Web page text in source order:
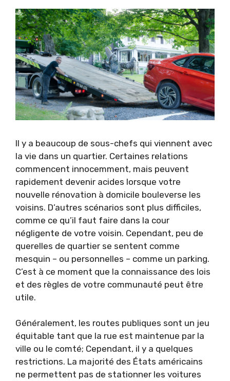
Il y a beaucoup de sous-chefs qui viennent avec
la vie dans un quartier. Certaines relations
commencent innocemment, mais peuvent
rapidement devenir acides lorsque votre
nouvelle rénovation à domicile bouleverse les
voisins. D’autres scénarios sont plus difficiles,
comme ce qu’il faut faire dans la cour
négligente de votre voisin. Cependant, peu de
querelles de quartier se sentent comme
mesquin – ou personnelles – comme un parking.
C’est à ce moment que la connaissance des lois
et des règles de votre communauté peut être
utile.
Généralement, les routes publiques sont un jeu
équitable tant que la rue est maintenue par la
ville ou le comté; Cependant, il y a quelques
restrictions. La majorité des États américains
ne permettent pas de stationner les voitures